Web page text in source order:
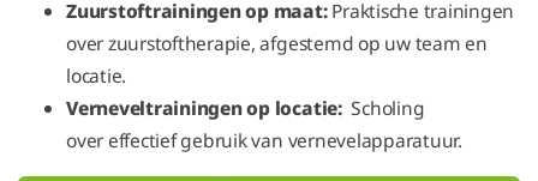
Zuurstoftrainingen op maat:Praktische trainingen
over zuurstoftherapie, afgestemd op uw team en
locatie.
Verneveltrainingen op locatie: Scholing
over effectief gebruik van vernevelapparatuur.